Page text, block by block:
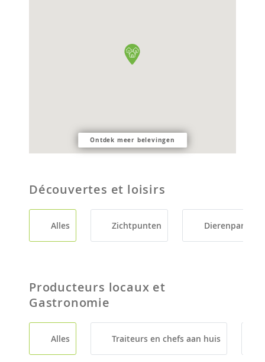
Ontdek meer belevingen
Découvertes et loisirs
Alles Zichtpunten Dierenparken
Producteurs locaux et
Gastronomie
Alles Traiteurs en chefs aan huis